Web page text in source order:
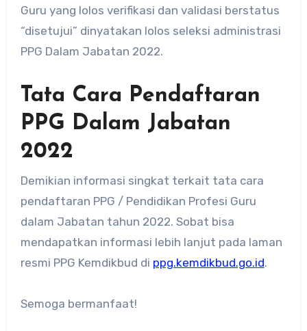
Guru yang lolos verifikasi dan validasi berstatus
“disetujui” dinyatakan lolos seleksi administrasi
PPG Dalam Jabatan 2022.
Tata Cara Pendaftaran
PPG Dalam Jabatan
2022
Demikian informasi singkat terkait tata cara
pendaftaran PPG / Pendidikan Profesi Guru
dalam Jabatan tahun 2022. Sobat bisa
mendapatkan informasi lebih lanjut pada laman
resmi PPG Kemdikbud di ppg.kemdikbud.go.id.
Semoga bermanfaat!